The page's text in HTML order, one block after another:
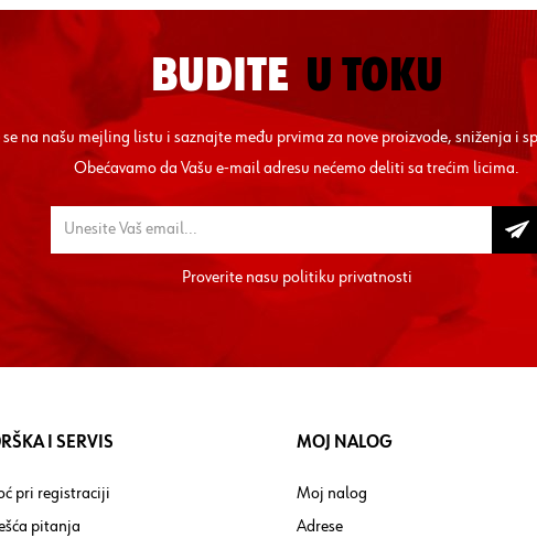
BUDITE U TOKU
se na našu mejling listu i saznajte među prvima za nove proizvode, sniženja i
Obećavamo da Vašu e-mail adresu nećemo deliti sa trećim licima.
Proverite nasupolitiku privatnosti
I SERVIS
pri registraciji
pitanja
MOJ NALOG
Moj nalog
Adrese